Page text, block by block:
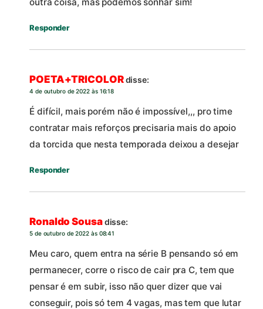
Responder
POETA+TRICOLORdisse:
4 de outubro de 2022 às 16:18
É difícil, mais porém não é impossível,,, pro time
contratar mais reforços precisaria mais do apoio
da torcida que nesta temporada deixou a desejar
Responder
Ronaldo Sousadisse:
5 de outubro de 2022 às 08:41
Meu caro, quem entra na série B pensando só em
permanecer, corre o risco de cair pra C, tem que
pensar é em subir, isso não quer dizer que vai
conseguir, pois só tem 4 vagas, mas tem que lutar